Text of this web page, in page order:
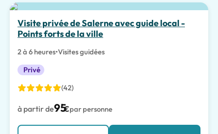
Visite privée de Salerne avec guide local -
Points forts de la ville
2 à 6 heures•Visites guidées
Privé
(42)
à partir de95€par personne